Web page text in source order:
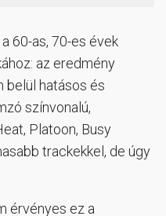
60-as, 70-es évek
az eredmény
belül hatásos és
színvonalú,
Platoon, Busy
trackekkel, de úgy
érvényes ez a